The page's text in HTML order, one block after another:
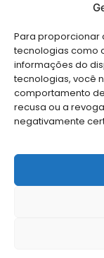
Para proporcionar
tecnologias como
informações do
tecnologias, você
comportamento
recusa ou a
negativamente
Solicite Apoio